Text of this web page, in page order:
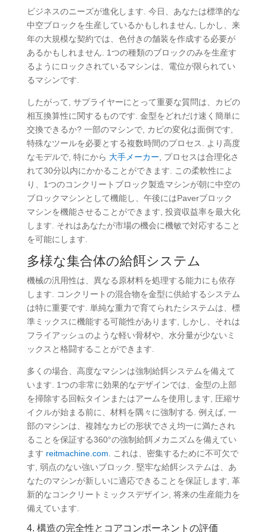
ビジネスのニーズが進化します. 今日、あなたは標準的な
中空ブロックを生産しているかもしれません, しかし、来
年の大規模な契約では、色付きの舗装を作成する必要が
あるかもしれません. 1つの種類のブロックのみを生産す
るようにロックされているマシンは、電位が限られてい
るマシンです.
したがって, サプライヤーにとって重要な質問は、カビの
相互換算性に関するものです. 金型をどれだけ速く簡単に
交換できるか? 一部のマシンで, カビの変化は面倒です,
特殊なツールを必要とする複数時間のプロセス. より高度
なモデルで, 特にから 大手メーカー , プロセスは合理化さ
れて30分以内にかかることができます. この柔軟性によ
り、1つのコンクリートブロック製造マシンが朝に中空の
ブロックマシンとして機能し、午後にはPaverブロック
マシンを機能させることができます, 投資収益率を最大化
します. それはあなたが市場の機会に機敏で対応すること
を可能にします.
多様な集合体の給餌システム
機械の汎用性は、異なる原材料を処理する能力にも依存
します. コンクリートの混合物を金型に供給するシステム
は特に重要です. 単純な重力で育てられたシステムは、標
準ミックスに機能する可能性があります, しかし、それは
フライアッシュのような軽い骨材や、水分量が少ないミ
ックスと格闘することができます.
多くの場合、高度なマシンは強制給餌システムを備えて
います. 1つの非常に効果的なデザインでは、金型の上部
を掃除する回転タインまたはアームを使用します, 圧縮サ
イクルが始まる前に、材料を隅々に強制する. 例えば, 一
部のマシンは、複雑なカビの形状でさえ均一に満たされ
ることを保証する360°の強制給餌メカニズムを備えてい
ます reitmachine.com . これは、密集するために不可欠で
す, 弱点のない強いブロック. 堅牢な給餌システムは、あ
なたのマシンが新しいに適応できることを保証します, 革
新的なコンクリートミックスデザイン, 将来の生産能力を
備えています.
4. 構造の完全性とコアコンポーネントの評価